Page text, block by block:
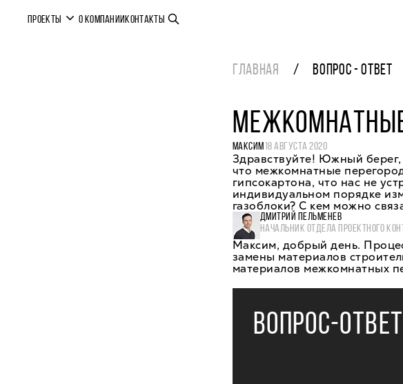
ПРОЕКТЫ О КОМПАНИИКОНТАКТЫ
ГЛАВНАЯ ВОПРОС - ОТВЕТ
МАКСИМ18 АВГУСТА 2020
Здравствуйте! Южный
что межкомнатные
гипсокартона, что нас не
индивидуальном порядке
газоблоки? С кем можно
ДМИТРИЙ ПЕЛЬМЕНЕВ
НАЧАЛЬНИК ОТДЕЛА ПРОЕКТНОГО
Максим, добрый день.
замены материалов
материалов межкомнатных
ВОПРОС-ОТВЕТ